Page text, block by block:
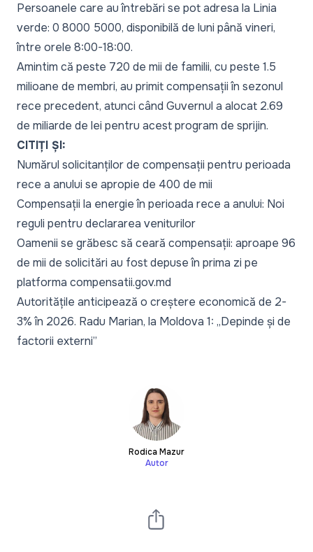
Persoanele care au întrebări se pot adresa la Linia
verde: 0 8000 5000, disponibilă de luni până vineri,
între orele 8:00-18:00.
Amintim că peste 720 de mii de familii, cu peste 1.5
milioane de membri, au primit compensații în sezonul
rece precedent, atunci când Guvernul a alocat 2.69
de miliarde de lei pentru acest program de sprijin.
CITIȚI ȘI:
Numărul solicitanților de compensații pentru perioada
rece a anului se apropie de 400 de mii
Compensații la energie în perioada rece a anului: Noi
reguli pentru declararea veniturilor
Oamenii se grăbesc să ceară compensații: aproape 96
de mii de solicitări au fost depuse în prima zi pe
platforma compensatii.gov.md
Autoritățile anticipează o creștere economică de 2-
3% în 2026. Radu Marian, la Moldova 1: „Depinde și de
factorii externi”
Rodica Mazur
Autor